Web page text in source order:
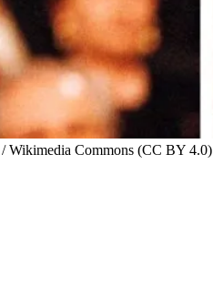
Wikimedia Commons (CC BY 4.0)